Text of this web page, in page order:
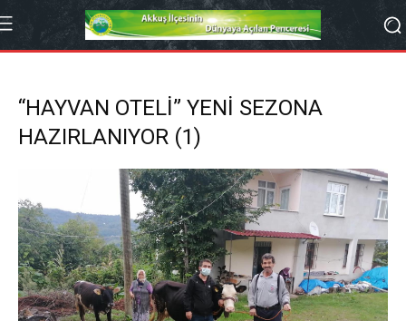
“HAYVAN OTELİ” YENİ SEZONA
HAZIRLANIYOR (1)